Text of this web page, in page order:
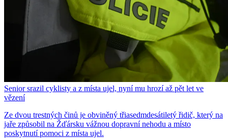
Senior srazil cyklisty a z místa ujel, nyní mu hrozí až pět let ve
vězení
Ze dvou trestných činů je obviněný třiasedmdesátiletý řidič, který na
jaře způsobil na Žďársku vážnou dopravní nehodu a místo
poskytnutí pomoci z místa ujel.